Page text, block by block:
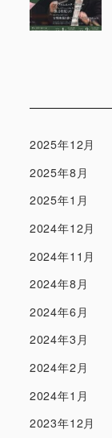
2025年12月
2025年8月
2025年1月
2024年12月
2024年11月
2024年8月
2024年6月
2024年3月
2024年2月
2024年1月
2023年12月